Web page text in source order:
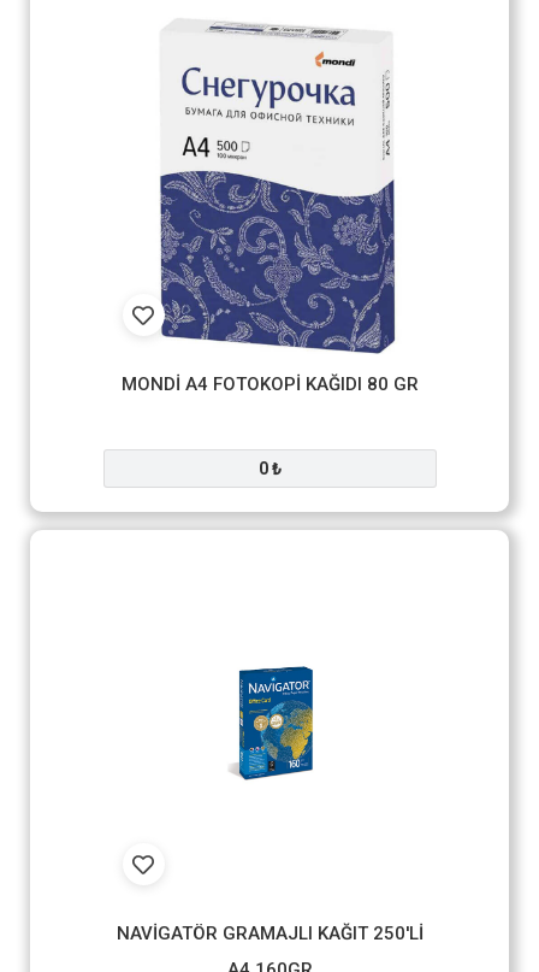
MONDİ A4 FOTOKOPİ KAĞIDI 80 GR
0 ₺
NAVİGATÖR GRAMAJLI KAĞIT 250'Lİ